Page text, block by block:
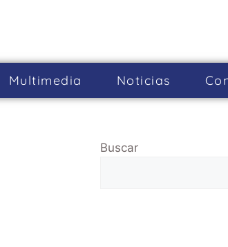
Multimedia Noticias
Buscar